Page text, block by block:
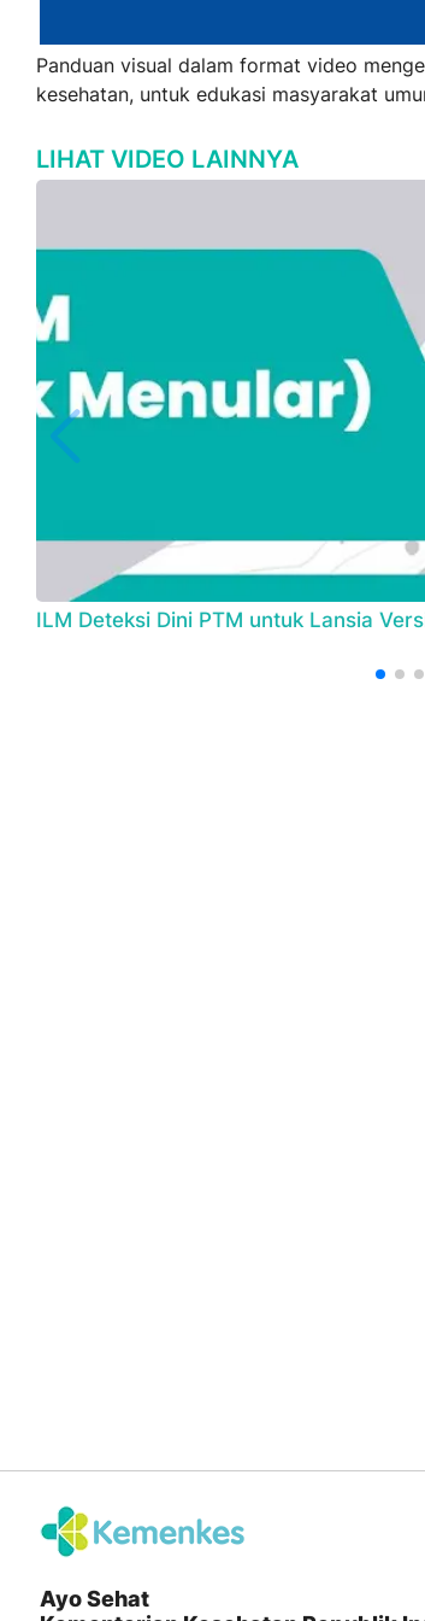
Panduan visual dalam format video
kesehatan, untuk edukasi masyarakat
LIHAT VIDEO LAINNYA
ILM Deteksi Dini PTM untuk Lansia
Ayo Sehat